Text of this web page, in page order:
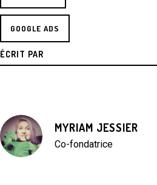
GOOGLE ADS
ÉCRIT PAR
MYRIAM JESSIER
Co-fondatrice